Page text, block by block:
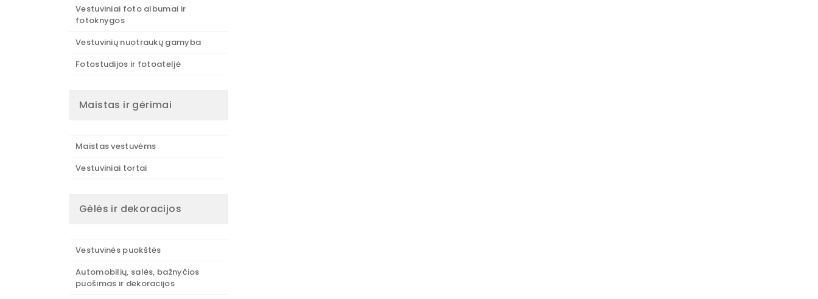
Vestuviniai foto albumai ir
fotoknygos
Vestuvinių nuotraukų gamyba
Fotostudijos ir fotoateljė
Maistas ir gėrimai
Maistas vestuvėms
Vestuviniai tortai
Gėlės ir dekoracijos
Vestuvinės puokštės
Automobilių, salės, bažnyčios
puošimas ir dekoracijos